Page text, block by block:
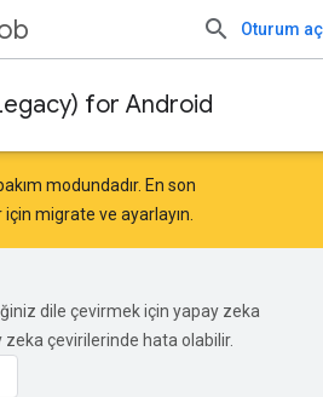
Oturum aç
for Android
modundadır. En son
için migrate ve ayarlayın
dile çevirmek için yapay zeka
zeka çevirilerinde hata olabilir.